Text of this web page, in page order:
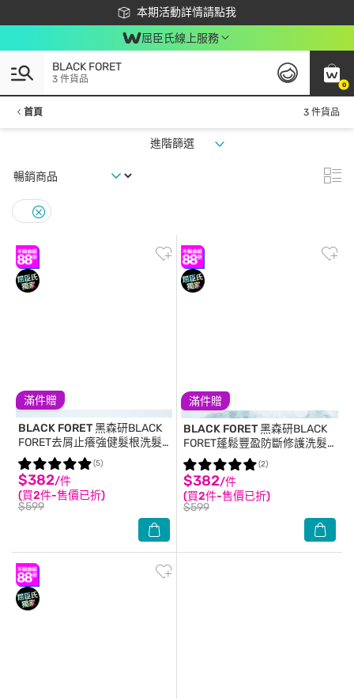
本期活動詳情請點我
下載app最高回饋$350
屈臣氏線上服務
0
BLACK FORET
3 件貨品
首頁 3 件貨品
進階篩選
滿件贈
BLACK FORET黑森研BLACK
FORET去屑止癢強健髮根洗髮
精500ml
$382/件
(買2件-售價已折)
$599
(5)
滿件贈
BLACK FORET黑森研BLACK
FORET蓬鬆豐盈防斷修護洗髮
精500ml
$382/件
(買2件-售價已折)
$599
(2)